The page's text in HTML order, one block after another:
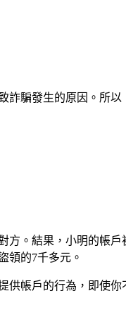
詐騙發生的原因。所
方。結果，小明的帳戶
領的7千多元。
供帳戶的行為，即使